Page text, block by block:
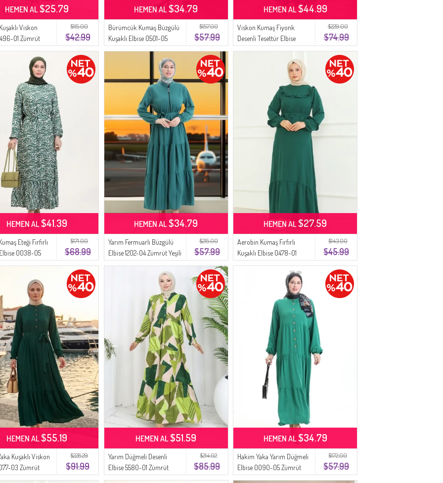
$115.00
$42.99
Viskon
01 Zümrüt
HEMEN AL$25.79
$157.00
$57.99
Bürümcük Kumaş Büzgülü
Kuşaklı Elbise 0501-05
Zümrüt Yeşili Ekru
HEMEN AL$34.79
$229.00
$74.99
Viskon Kumaş Fiyonk
Desenli Tesettür Elbise
0338-02 Zümrüt Yeşili
HEMEN AL$44.99
$171.00
$68.99
Eteği Fırfırlı
Elbise 0038-05
HEMEN AL$41.39
$215.00
$57.99
Yarım Fermuarlı Büzgülü
Elbise 1202-04 Zümrüt Yeşili
HEMEN AL$34.79
$143.00
$45.99
Aerobin Kumaş Fırfırlı
Kuşaklı Elbise 0478-01
Zümrüt Yeşili
HEMEN AL$27.59
$228.29
$91.99
Kuşaklı Viskon
03 Zümrüt
HEMEN AL$55.19
$214.02
$85.99
Yarım Düğmeli Desenli
Elbise 5580-01 Zümrüt
Yeşili
HEMEN AL$51.59
$172.00
$57.99
Hakim Yaka Yarım Düğmeli
Elbise 0090-05 Zümrüt
Yeşili
HEMEN AL$34.79